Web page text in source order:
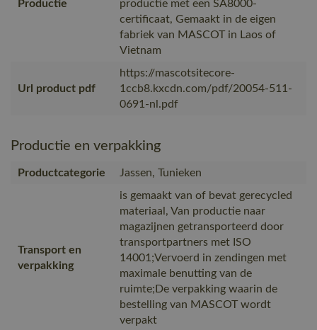
Productie
productie met een SA8000-
certificaat, Gemaakt in de eigen
fabriek van MASCOT in Laos of
Vietnam
Url product pdf
https://mascotsitecore-
1ccb8.kxcdn.com/pdf/20054-511-
0691-nl.pdf
Productie en verpakking
Productcategorie Jassen, Tunieken
Transport en
verpakking
is gemaakt van of bevat gerecycled
materiaal, Van productie naar
magazijnen getransporteerd door
transportpartners met ISO
14001;Vervoerd in zendingen met
maximale benutting van de
ruimte;De verpakking waarin de
bestelling van MASCOT wordt
verpakt